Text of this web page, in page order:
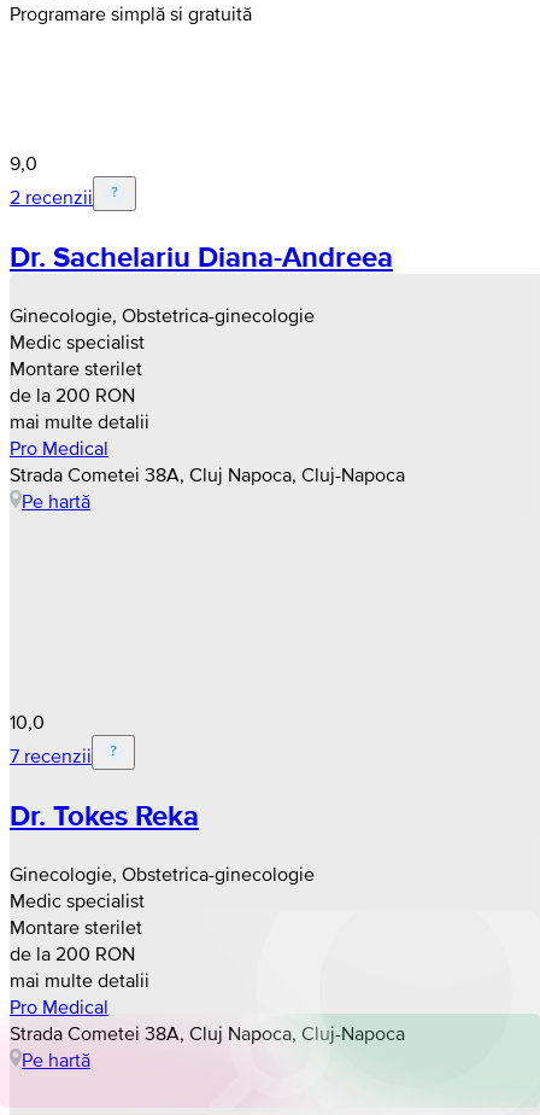
Programare simplă si gratuită
9,0
2 recenzii
Dr. Sachelariu Diana-Andreea
Ginecologie, Obstetrica-ginecologie
Medic specialist
Montare sterilet
de la 200 RON
mai multe detalii
Pro Medical
Strada Cometei 38A, Cluj Napoca, Cluj-Napoca
Pe hartă
10,0
7 recenzii
Dr. Tokes Reka
Ginecologie, Obstetrica-ginecologie
Medic specialist
Montare sterilet
de la 200 RON
mai multe detalii
Pro Medical
Strada Cometei 38A, Cluj Napoca, Cluj-Napoca
Pe hartă